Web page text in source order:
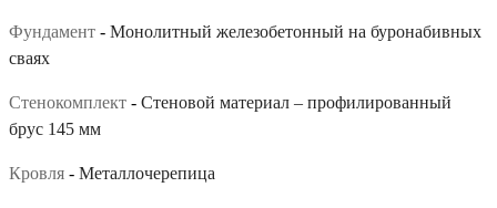
Фундамент - Монолитный железобетонный на буронабивных
сваях
Стенокомплект - Стеновой материал – профилированный
брус 145 мм
Кровля - Металлочерепица